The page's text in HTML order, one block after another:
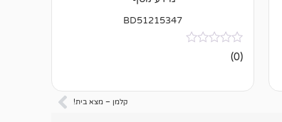
BD51215347
אין
ביקורות
(0)
קלמן – מצא בית!